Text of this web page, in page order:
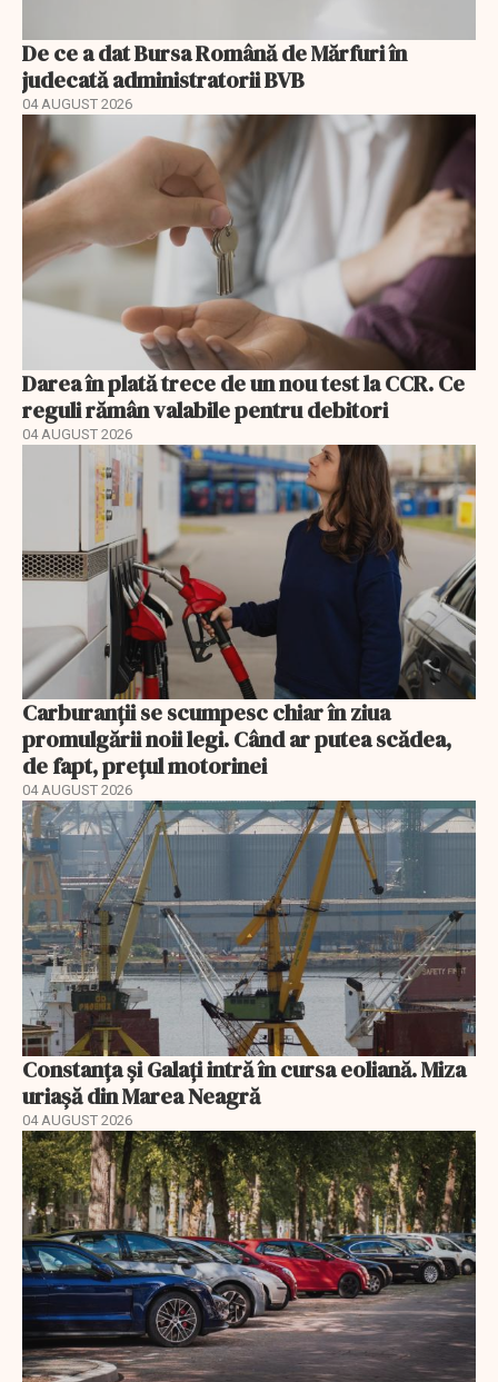
De ce a dat Bursa Română de Mărfuri în
judecată administratorii BVB
04 AUGUST 2026
Darea în plată trece de un nou test la CCR. Ce
reguli rămân valabile pentru debitori
04 AUGUST 2026
Carburanții se scumpesc chiar în ziua
promulgării noii legi. Când ar putea scădea,
de fapt, prețul motorinei
04 AUGUST 2026
Constanța și Galați intră în cursa eoliană. Miza
uriașă din Marea Neagră
04 AUGUST 2026